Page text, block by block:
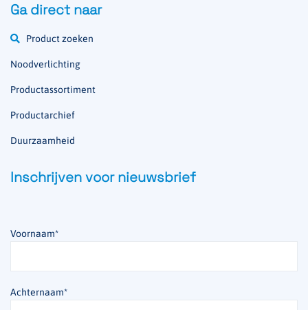
Ga direct naar
Product zoeken
Noodverlichting
Productassortiment
Productarchief
Duurzaamheid
Inschrijven voor nieuwsbrief
Voornaam*
Achternaam*